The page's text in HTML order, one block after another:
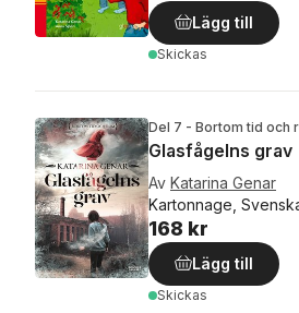
Lägg till
Skickas
Del 7 - Bortom tid och
Glasfågelns grav
Av Katarina Genar
Kartonnage,
168 kr
Lägg till
Skickas